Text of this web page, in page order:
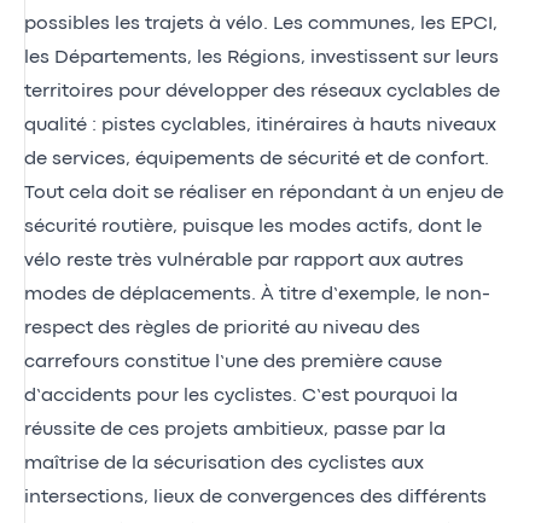
possibles les trajets à vélo. Les communes, les EPCI,
les Départements, les Régions, investissent sur leurs
territoires pour développer des réseaux cyclables de
qualité : pistes cyclables, itinéraires à hauts niveaux
de services, équipements de sécurité et de confort.
Tout cela doit se réaliser en répondant à un enjeu de
sécurité routière, puisque les modes actifs, dont le
vélo reste très vulnérable par rapport aux autres
modes de déplacements. À titre d’exemple, le non-
respect des règles de priorité au niveau des
carrefours constitue l’une des première cause
d’accidents pour les cyclistes. C’est pourquoi la
réussite de ces projets ambitieux, passe par la
maîtrise de la sécurisation des cyclistes aux
intersections, lieux de convergences des différents